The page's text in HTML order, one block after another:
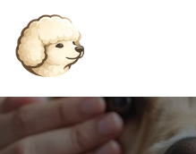
Hoppa
till